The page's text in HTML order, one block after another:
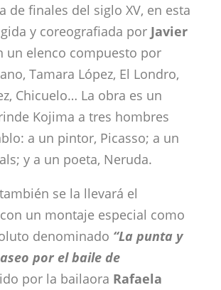
de finales del siglo XV, en esta
y coreografiada por Javier
un elenco compuesto por
Tamara López, El Londro,
Chicuelo… La obra es un
Kojima a tres hombres
a un pintor, Picasso; a un
y a un poeta, Neruda.
se la llevará el
un montaje especial como
denominado “La punta y
por el baile de
por la bailaora Rafaela